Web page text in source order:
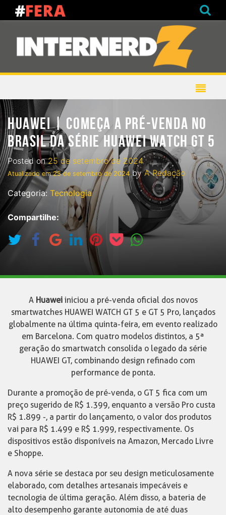
HUAWEI | COMEÇA A PRÉ-VENDA NO
BRASIL DA SÉRIE HUAWEI WATCH GT 5
Posted on25 de setembro de 2024
Atualizado em25 de setembro de 2024byA Redação
Categoria: Tecnologia
Compartilhe:
A Huaweiiniciou a pré-venda oficial dos novos
smartwatches HUAWEI WATCH GT 5 e GT 5 Pro, lançados
globalmente na última quinta-feira, em evento realizado
em Barcelona. Com quatro modelos distintos, a 5ª
geração do smartwatch consolida o legado da série
HUAWEI GT, combinando design refinado com
performance de ponta.
Durante a promoção de pré-venda, o GT 5 fica com um
preço sugerido de R$ 1.399, enquanto a versão Pro custa
R$ 1.899 -, a partir do lançamento, o valor dos produtos
vai para R$ 1.499 e R$ 1.999, respectivamente. Os
dispositivos estão disponíveis na Amazon, Mercado Livre
e Shoppe.
A nova série se destaca por seu design meticulosamente
elaborado, com detalhes artesanais impecáveis e
tecnologia de última geração. Além disso, a bateria de
alto desempenho garante autonomia de até duas